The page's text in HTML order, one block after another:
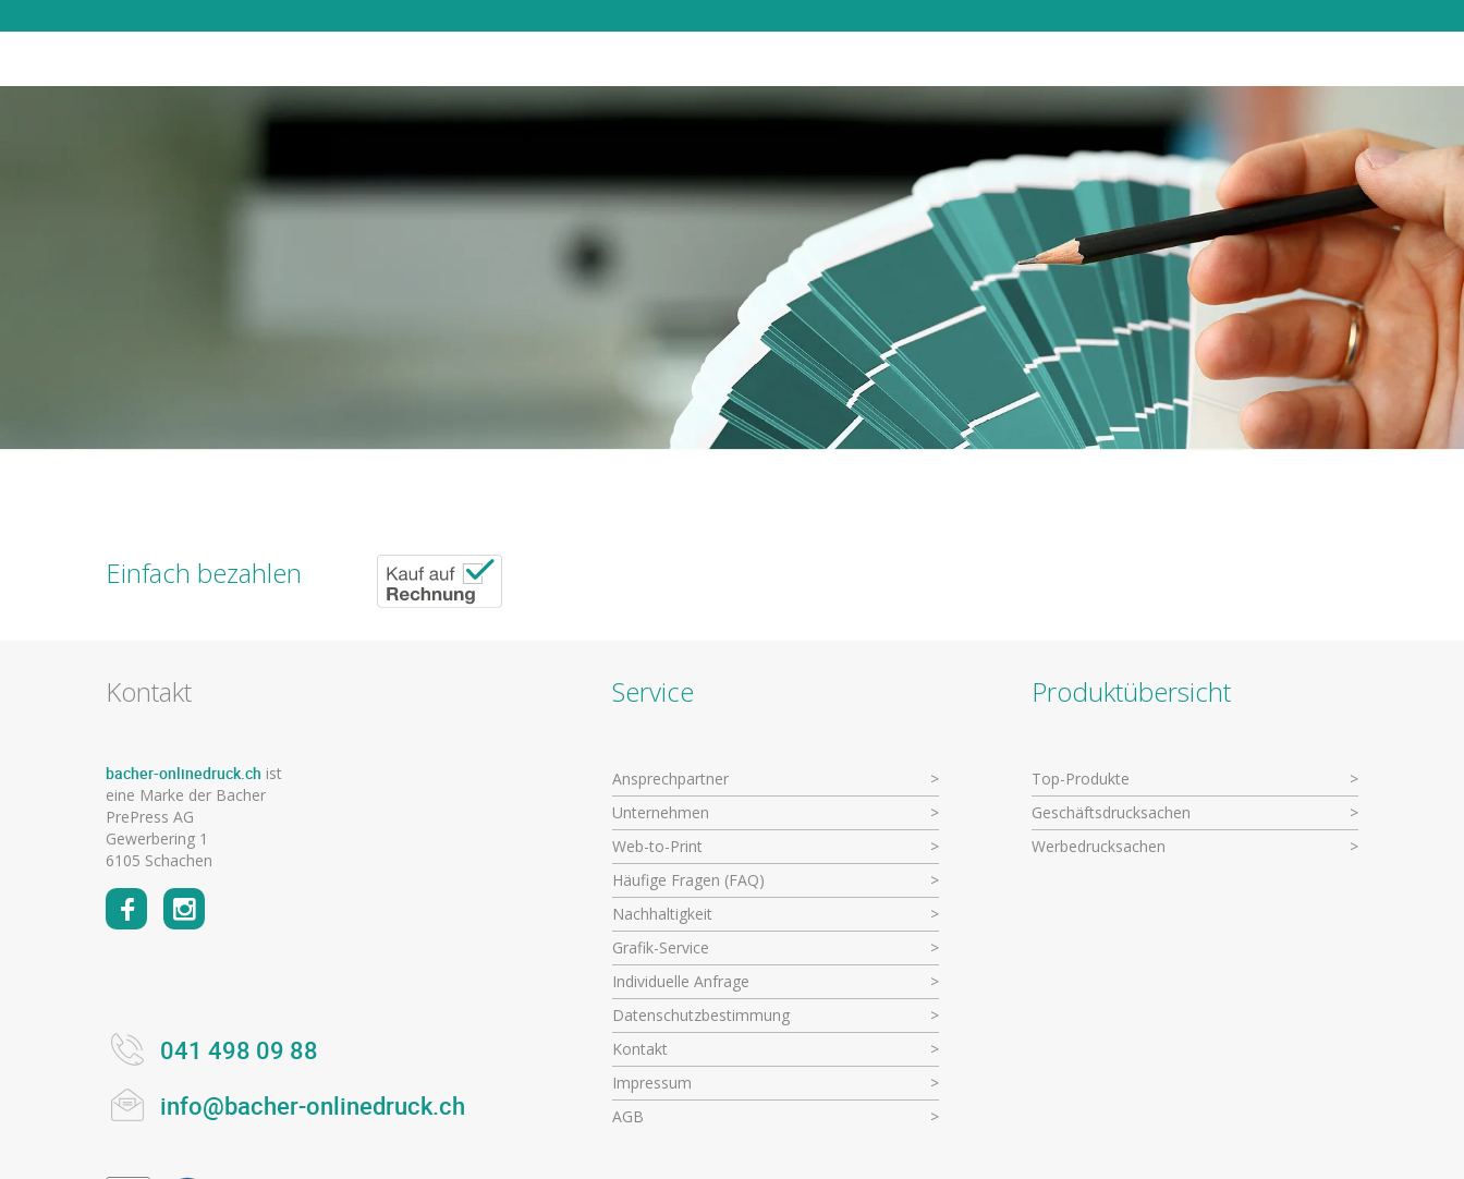
Einfach bezahlen
Kontakt
bacher-onlinedruck.ch ist
eine Marke der Bacher
PrePress AG
Gewerbering 1
6105 Schachen
041 498 09 88
info@bacher-onlinedruck.ch
Produktübersicht
Top-Produkte
Geschäftsdrucksachen
Werbedrucksachen
Service
Ansprechpartner
Unternehmen
Web-to-Print
Häufige Fragen (FAQ)
Nachhaltigkeit
Grafik-Service
Individuelle Anfrage
Datenschutzbestimmung
Kontakt
Impressum
AGB